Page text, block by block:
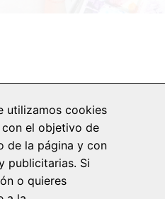
España
Devoluciones
de cookies
utilizamos cookies
el objetivo de
de la página y con
publicitarias. Si
o quieres